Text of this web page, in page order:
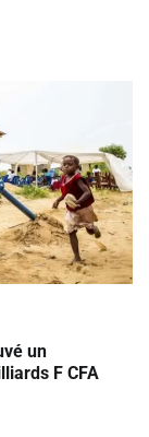
un
F CFA